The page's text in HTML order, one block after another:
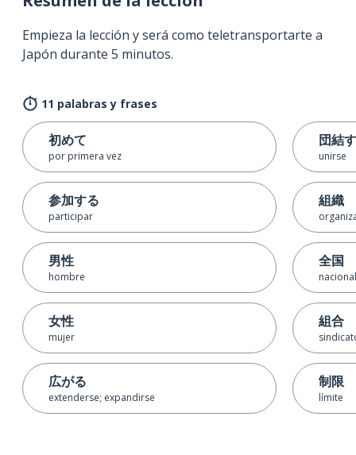
Empieza la lección y será como teletransportarte a
Japón durante 5 minutos.
11 palabras y frases
初めて
por primera vez
参加する
participar
男性
hombre
女性
mujer
広がる
extenderse; expandirse
団結
unirse
組織
全国
組合
制限
límite